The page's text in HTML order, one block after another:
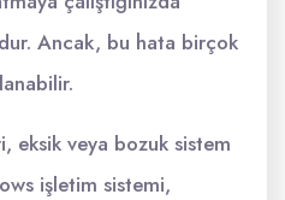
Ancak, bu hata birçok
eksik veya bozuk sistem
işletim sistemi,